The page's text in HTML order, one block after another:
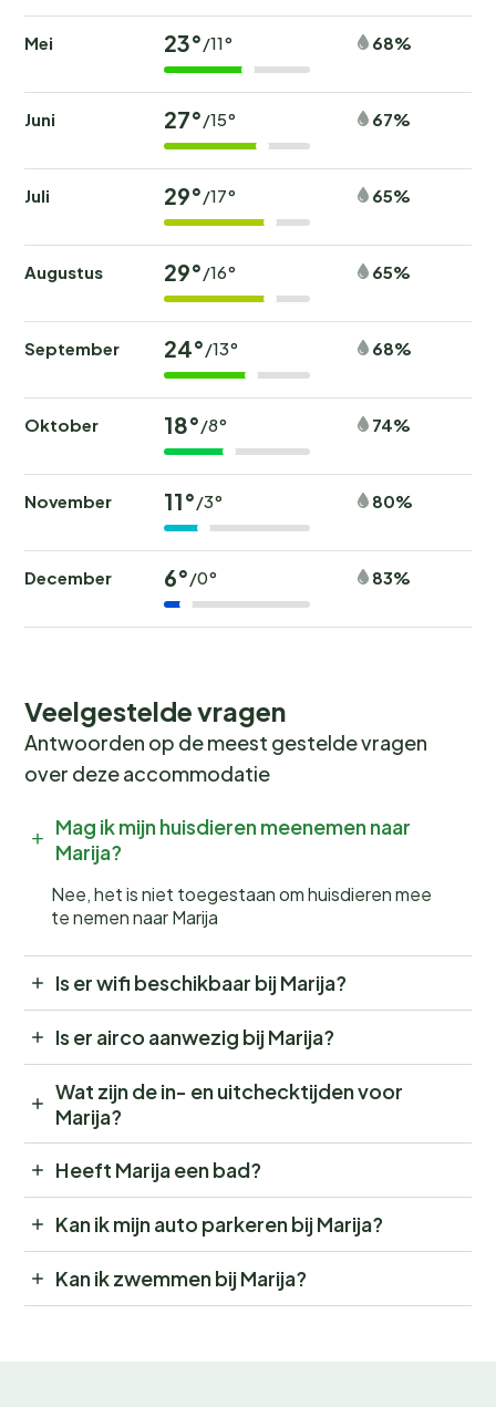
Mei 23°/11° 68%
Juni 27°/15° 67%
Juli 29°/17° 65%
Augustus 29°/16° 65%
September 24°/13° 68%
Oktober 18°/8° 74%
November 11°/3° 80%
December 6°/0° 83%
Veelgestelde vragen
Antwoorden op de meest gestelde vragen
over deze accommodatie
Mag ik mijn huisdieren meenemen naar
Marija?
Nee, het is niet toegestaan om huisdieren mee
te nemen naar Marija
Is er wifi beschikbaar bij Marija?
Is er airco aanwezig bij Marija?
Wat zijn de in- en uitchecktijden voor
Marija?
Heeft Marija een bad?
Kan ik mijn auto parkeren bij Marija?
Kan ik zwemmen bij Marija?